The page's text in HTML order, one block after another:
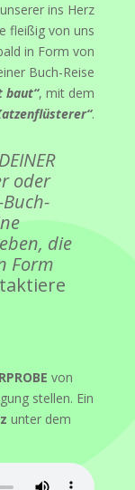
ins Herz
fleißig von uns
in Form von
Buch-Reise
baut“, mit dem
.
oder
die
Form
von
stellen. Ein
unter dem